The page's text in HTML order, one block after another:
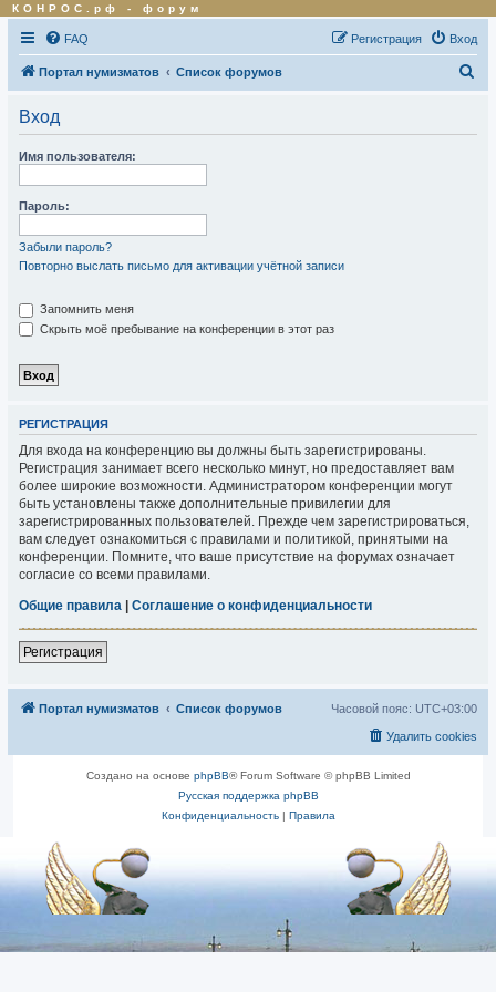
КОНРОС.рф - форум
FAQ Вход
Регистрация
Портал нумизматов Список форумов
Вход
Имя пользователя:
Пароль:
Забыли пароль?
Повторно выслать письмо для активации учётной записи
Запомнить меня
Скрыть моё пребывание на конференции в этот раз
РЕГИСТРАЦИЯ
Для входа на конференцию вы должны быть зарегистрированы.
Регистрация занимает всего несколько минут, но предоставляет вам
более широкие возможности. Администратором конференции могут
быть установлены также дополнительные привилегии для
зарегистрированных пользователей. Прежде чем зарегистрироваться,
вам следует ознакомиться с правилами и политикой, принятыми на
конференции. Помните, что ваше присутствие на форумах означает
согласие со всеми правилами.
Общие правила | Соглашение о конфиденциальности
Регистрация
Портал нумизматов Список форумов Часовой пояс: UTC+03:00
Удалить cookies
Создано на основе phpBB® Forum Software © phpBB Limited
Русская поддержка phpBB
Конфиденциальность| Правила